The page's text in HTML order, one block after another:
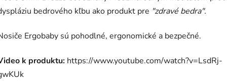
bedrového kľbu ako produkt pre "zdravé bedra".
Ergobaby sú pohodlné, ergonomické a bezpečné.
k produktu: https://www.youtube.com/watch?v=LsdRj-